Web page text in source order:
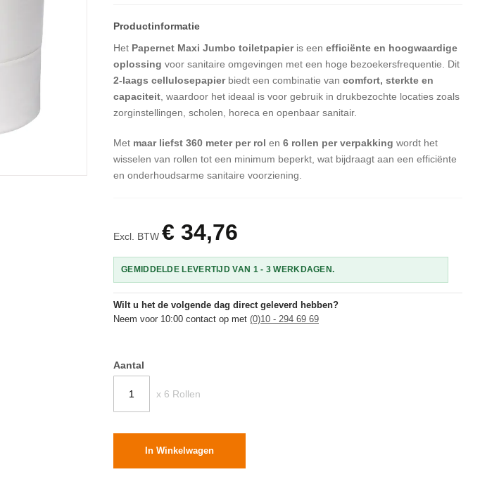
Het Papernet Maxi Jumbo toiletpapieris een efficiënte en hoogwaardige
oplossing voor sanitaire omgevingen met een hoge bezoekersfrequentie. Dit
2-laags cellulosepapierbiedt een combinatie van comfort, sterkte en
capaciteit , waardoor het ideaal is voor gebruik in drukbezochte locaties zoals
zorginstellingen, scholen, horeca en openbaar sanitair.
Met maar liefst 360 meter per rol en 6 rollen per verpakking wordt het
wisselen van rollen tot een minimum beperkt, wat bijdraagt aan een efficiënte
en onderhoudsarme sanitaire voorziening.
Excl. BTW € 34,76
GEMIDDELDE LEVERTIJD VAN 1 - 3 WERKDAGEN.
Wilt u het de volgende dag direct geleverd hebben?
Neem voor 10:00 contact op met (0)10 - 294 69 69
Aantal
x 6 Rollen
In Winkelwagen